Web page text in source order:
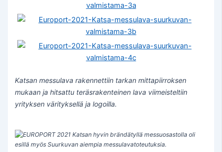
Katsan messulava rakennettiin tarkan mittapiirroksen
mukaan ja hitsattu teräsrakenteinen lava viimeisteltiin
yrityksen värityksellä ja logoilla.